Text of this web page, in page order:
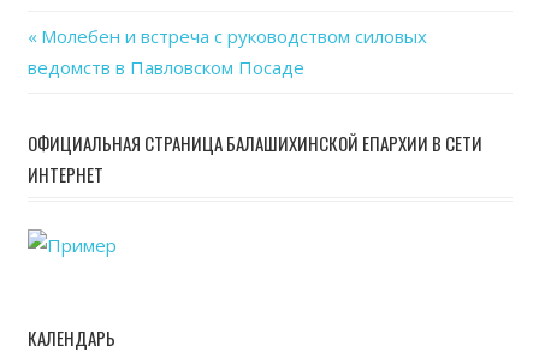
Навигация
записям
Previous
Post:
Молебен и встреча с руководством силовых
ведомств в Павловском Посаде
ОФИЦИАЛЬНАЯ СТРАНИЦА БАЛАШИХИНСКОЙ ЕПАРХИИ В СЕТИ
ИНТЕРНЕТ
КАЛЕНДАРЬ